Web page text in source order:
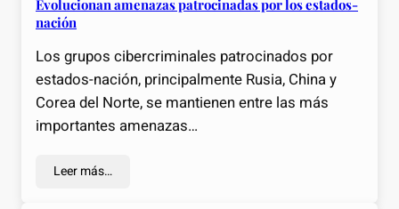
Evolucionan amenazas patrocinadas por los estados-
nación
Los grupos cibercriminales patrocinados por
estados-nación, principalmente Rusia, China y
Corea del Norte, se mantienen entre las más
importantes amenazas…
Leer más…